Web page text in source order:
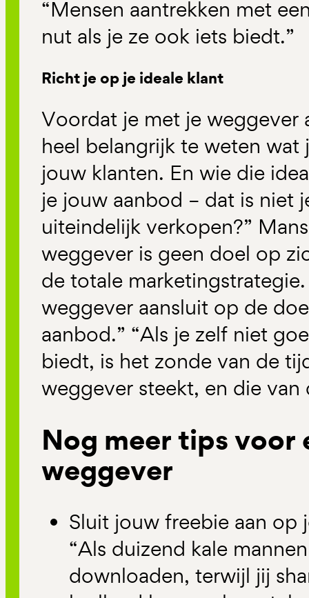
“Mensen aantrekken met
nut als je ze ook iets biedt.”
Richt je op je ideale klant
Voordat je met je weggever
heel belangrijk te weten wat
jouw klanten. En wie die
je jouw aanbod – dat is niet
uiteindelijk verkopen?”
weggever is geen doel op
de totale
weggever aansluit op de
aanbod.” “Als je zelf niet
biedt, is het zonde van de
weggever steekt, en die van
Nog meer tips voor
weggever
Sluit jouw freebie aan op
“Als duizend kale
downloaden, terwijl jij